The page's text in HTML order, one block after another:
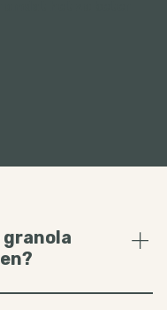
granola
de hand